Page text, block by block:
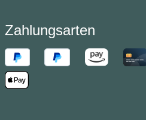
Zahlungsarten